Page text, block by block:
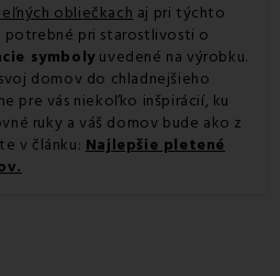
obliečkach aj pri týchto
pri starostlivosti o
symbolyuvedené na výrobku.
domov do chladnejšieho
pre vás niekoľko inšpirácií, ku
ruky a váš domov bude ako z
v článku: Najlepšie pletené